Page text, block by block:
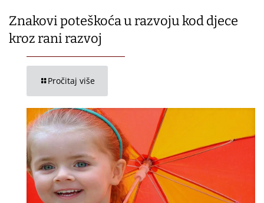
Znakovi poteškoća u razvoju kod djece
kroz rani razvoj
Pročitaj više